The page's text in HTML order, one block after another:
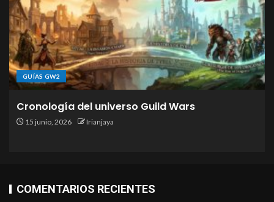
GUÍAS GW2
Cronología del universo Guild Wars
15 junio, 2026 Irianjaya
COMENTARIOS RECIENTES